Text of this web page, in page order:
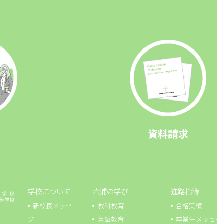
資料請求
学校について
新校長メッセー
ジ
六浦の学び
教科教育
英語教育
進路指導
合格実績
卒業生メッセ